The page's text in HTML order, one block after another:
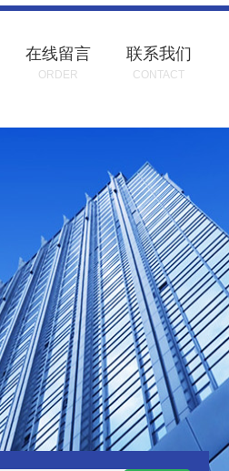
在线留言
ORDER
联系我们
CONTACT